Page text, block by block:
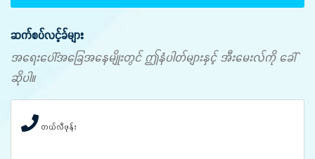
ဆက်စပ်လင့်ခ်များ
အရေးပေါ်အခြေအနေမျိုးတွင် ဤနံပါတ်များနှင့် အီးမေးလ်ကို ခေါ်
ဆိုပါ။
တယ်လီဖုန်း